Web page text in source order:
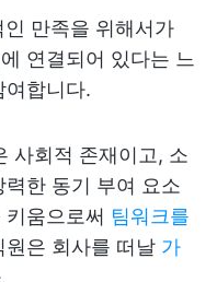
만족을 위해서가
연결되어 있다는 느
여합니다.
사회적 존재이고, 소
한 동기 부여 요소
움으로써 팀워크를
은 회사를 떠날 가